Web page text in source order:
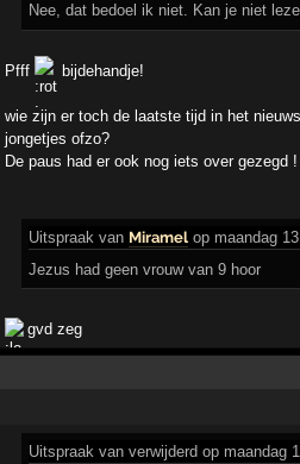
Nee, dat bedoel ik niet. Kan je niet
Pfff bijdehandje!
wie zijn er toch de laatste tijd in het
jongetjes ofzo?
De paus had er ook nog iets over gezegd !
Uitspraak van Miramel op maandag
Jezus had geen vrouw van 9 hoor
gvd zeg
Uitspraak van verwijderd op maandag